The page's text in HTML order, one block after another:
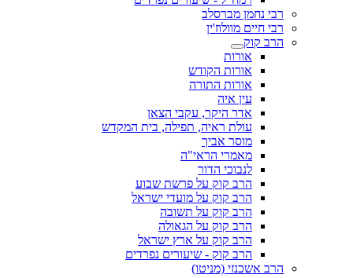
רבי נחמן מברסלב
רבי חיים מוולוז'ין
הרב קוק
אורות
אורות הקודש
אורות התורה
עין איה
אדר היקר, עקבי הצאן
עולת ראיה, תפילה, בית המקדש
מוסר אביך
מאמרי הראי"ה
לנבוכי הדור
הרב קוק על פרשת שבוע
הרב קוק על מועדי ישראל
הרב קוק על תשובה
הרב קוק על הגאולה
הרב קוק על ארץ ישראל
הרב קוק - שיעורים נפרדים
הרב אשכנזי (מניטו)